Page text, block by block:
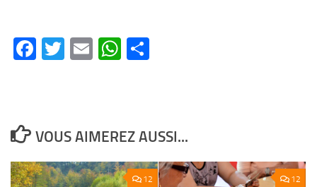
Facebook
Twitter
EmailWhatsApp
VOUS AIMEREZ AUSSI...
12 12